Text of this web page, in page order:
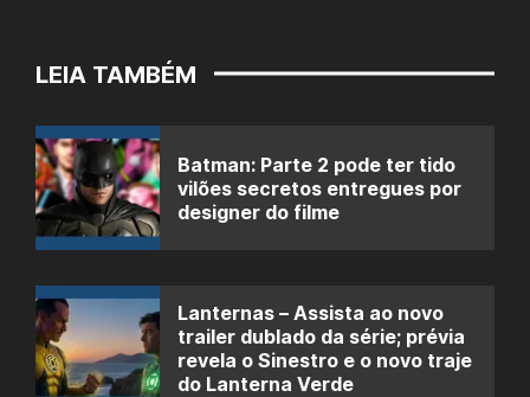
LEIA TAMBÉM
Batman: Parte 2 pode ter tido
vilões secretos entregues por
designer do filme
Lanternas – Assista ao novo
trailer dublado da série; prévia
revela o Sinestro e o novo traje
do Lanterna Verde